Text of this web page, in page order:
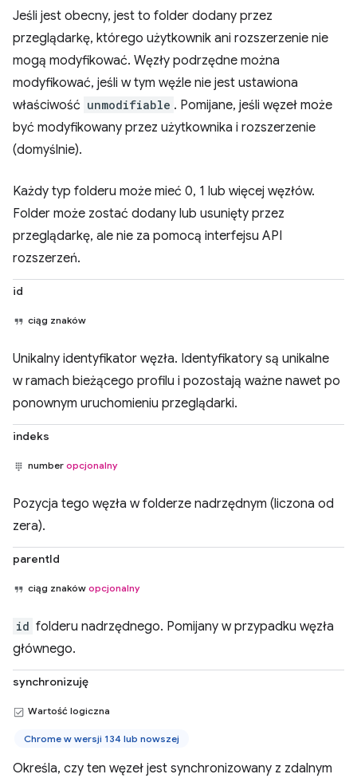
Jeśli jest obecny, jest to folder dodany przez
przeglądarkę, którego użytkownik ani rozszerzenie nie
mogą modyfikować. Węzły podrzędne można
modyfikować, jeśli w tym węźle nie jest ustawiona
właściwość unmodifiable . Pomijane, jeśli węzeł może
być modyfikowany przez użytkownika i rozszerzenie
(domyślnie).
Każdy typ folderu może mieć 0, 1 lub więcej węzłów.
Folder może zostać dodany lub usunięty przez
przeglądarkę, ale nie za pomocą interfejsu API
rozszerzeń.
id
ciąg znaków
Unikalny identyfikator węzła. Identyfikatory są unikalne
w ramach bieżącego profilu i pozostają ważne nawet po
ponownym uruchomieniu przeglądarki.
indeks
number opcjonalny
Pozycja tego węzła w folderze nadrzędnym (liczona od
zera).
parentId
ciąg znaków opcjonalny
id folderu nadrzędnego. Pomijany w przypadku węzła
głównego.
synchronizuję
Wartość logiczna
Chrome w wersji 134 lub nowszej
Określa, czy ten węzeł jest synchronizowany z zdalnym